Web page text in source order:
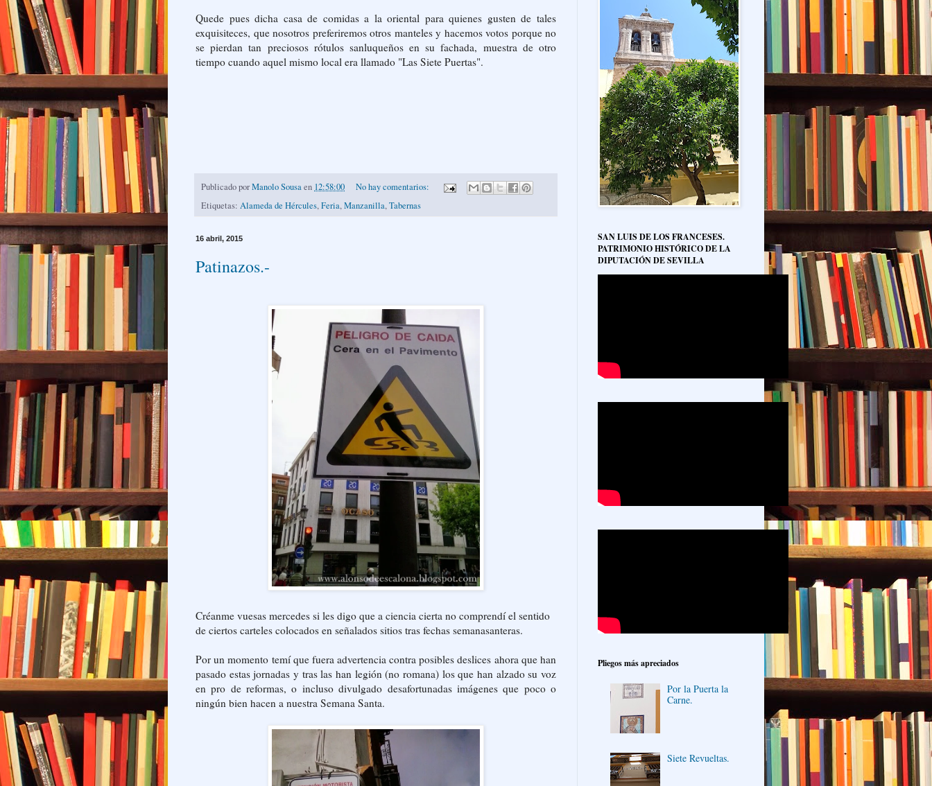
Quede pues dicha casa de comidas a la oriental para quienes gusten de tales
exquisiteces, que nosotros preferiremos otros manteles y hacemos votos porque no
se pierdan tan preciosos rótulos sanluqueños en su fachada, muestra de otro
tiempo cuando aquel mismo local era llamado "Las Siete Puertas".
Publicado porManolo Sousaen 12:58:00
No hay comentarios:
Etiquetas: Alameda de Hércules,Feria,Manzanilla,Tabernas
16 abril, 2015
Patinazos.-
Créanme vuesas mercedes si les digo que a ciencia cierta no comprendí el sentido
de ciertos carteles colocados en señalados sitios tras fechas semanasanteras.
Por un momento temí que fuera advertencia contra posibles deslices ahora que han
pasado estas jornadas y tras las han legión (no romana) los que han alzado su voz
en pro de reformas, o incluso divulgado desafortunadas imágenes que poco o
ningún bien hacen a nuestra Semana Santa.
SAN LUIS DE LOS FRANCESES.
PATRIMONIO HISTÓRICO DE LA
DIPUTACIÓN DE SEVILLA
Pliegos más apreciados
Por la Puerta la
Carne.
Siete Revueltas.